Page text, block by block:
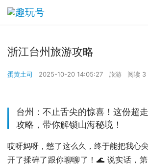
浙江台州旅游攻略
蛋黄土司 2025-10-20 14:05:27 旅游 阅读 3
台州：不止舌尖的惊喜！这份超
攻略，带你解锁山海秘境！
哎呀妈呀，憋了这么久，终于能把我心
开了揉碎了跟你聊聊了！🌊 说实话，